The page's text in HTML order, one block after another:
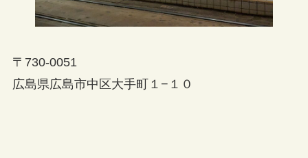
〒730-0051
広島県広島市中区大手町１−１０